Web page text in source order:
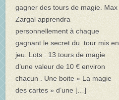
gagner des tours de magie. Max
Zargal apprendra
personnellement à chaque
gagnant le secret du tour mis en
jeu. Lots : 13 tours de magie
d’une valeur de 10 € environ
chacun . Une boite « La magie
des cartes » d’une […]